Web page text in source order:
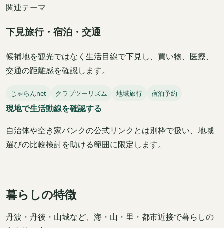
関連テーマ
下見旅行・宿泊・交通
候補地を観光ではなく生活目線で下見し、買い物、医療、
交通の距離感を確認します。
じゃらんnet クラブツーリズム 地域旅行 宿泊予約
現地で生活動線を確認する
自治体や空き家バンクの公式リンクとは別枠で扱い、地域
選びの比較検討を助ける範囲に限定します。
暮らしの特徴
丹波・丹後・山城など、海・山・里・都市近接で暮らしの